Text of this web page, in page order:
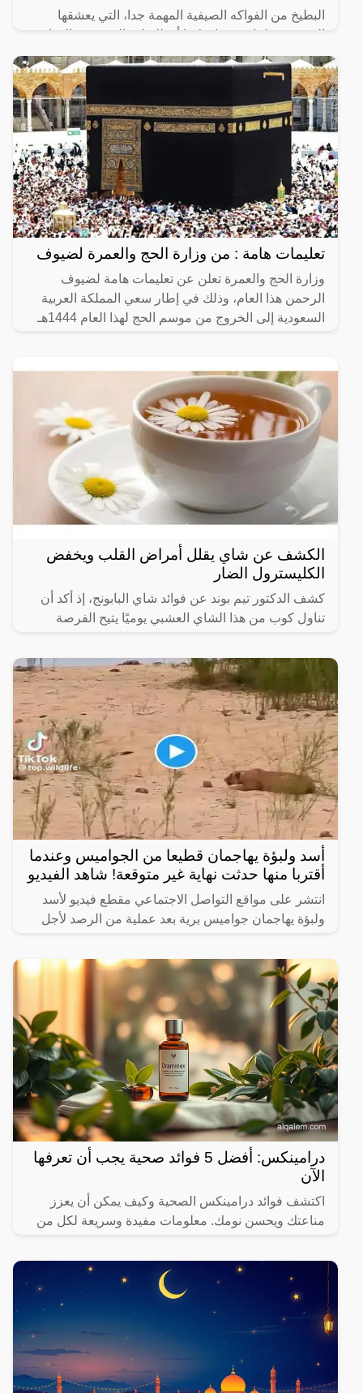
البطيخ من الفواكه الصيفية المهمة جدا، التي يعشقها
الجميع من كبار وصغار، كما أن للبطيخ العديد من الفوائد
حيث أن البطيخ يمد الجسم بالفيتامينات والألياف الهامة
تعليمات هامة : من وزارة الحج والعمرة لضيوف
وزارة الحج والعمرة تعلن عن تعليمات هامة لضيوف
الرحمن هذا العام، وذلك في إطار سعي المملكة العربية
السعودية إلى الخروج من موسم الحج لهذا العام 1444هـ
الكشف عن شاي يقلل أمراض القلب ويخفض
الكليسترول الضار
كشف الدكتور تيم بوند عن فوائد شاي البابونج، إذ أكد أن
تناول كوب من هذا الشاي العشبي يوميًا يتيح الفرصة
المادة
أسد ولبؤة يهاجمان قطيعا من الجواميس وعندما
أقتربا منها حدثت نهاية غير متوقعة! شاهد الفيديو
انتشر على مواقع التواصل الاجتماعي مقطع فيديو لأسد
ولبؤة يهاجمان جواميس برية بعد عملية من الرصد لأجل
درامينكس: أفضل 5 فوائد صحية يجب أن تعرفها
الآن
اكتشف فوائد درامينكس الصحية وكيف يمكن أن يعزز
مناعتك ويحسن نومك. معلومات مفيدة وسريعة لكل من